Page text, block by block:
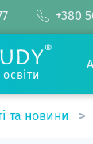
+380
та новини